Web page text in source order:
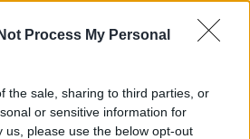
Process My Personal
the sale, sharing to third parties, or
or sensitive information for
us, please use the below opt-out